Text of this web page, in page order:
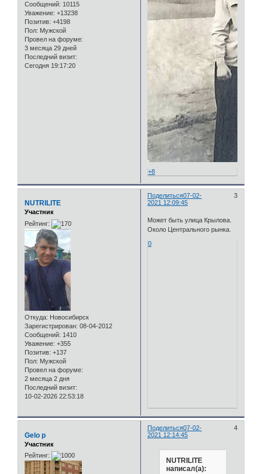
Сообщений: 10115
Уважение: +13238
Позитив: +4198
Пол: Мужской
Провел на форуме:
3 месяца 29 дней
Последний визит:
Сегодня 19:17:20
+8
Поделиться 3
07-02-
2021 12:09:45
NUTRILITE
Участник
Рейтинг:
Откуда: Новосибирск
Зарегистрирован: 08-04-2012
Сообщений: 1410
Уважение: +355
Позитив: +137
Пол: Мужской
Провел на форуме:
2 месяца 2 дня
Последний визит:
10-02-2026 22:53:18
Может быть улица Крылова.
Около Центрального рынка.
0
Поделиться 4
07-02-
2021 12:14:45
Gelo p
Участник
Рейтинг:
NUTRILITE
написал(а):